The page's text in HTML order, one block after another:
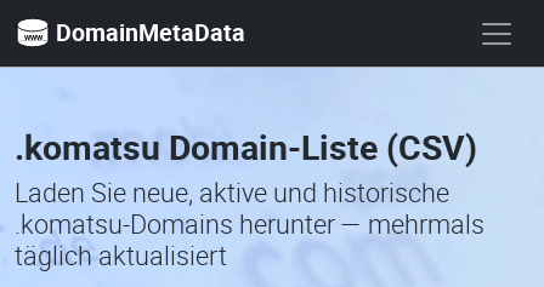
DomainMetaData
.komatsu Domain-Liste (CSV)
Laden Sie neue, aktive und historische
.komatsu-Domains herunter — mehrmals
täglich aktualisiert